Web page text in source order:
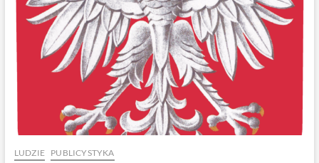
LUDZIE PUBLICYSTYKA